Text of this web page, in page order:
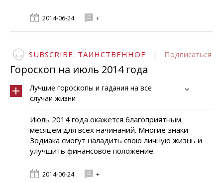
2014-06-24 +
SUBSCRIBE. ТАИНСТВЕННОЕ | Подписаться
Гороскоп на июль 2014 года
Лучшие гороскопы и гадания на все
случаи жизни
Июль 2014 года окажется благоприятным
месяцем для всех начинаний. Многие знаки
Зодиака смогут наладить свою личную жизнь и
улучшить финансовое положение.
2014-06-24 +